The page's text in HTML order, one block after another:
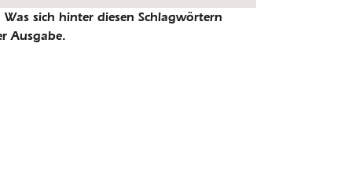
sich hinter diesen Schlagwörtern
Ausgabe.